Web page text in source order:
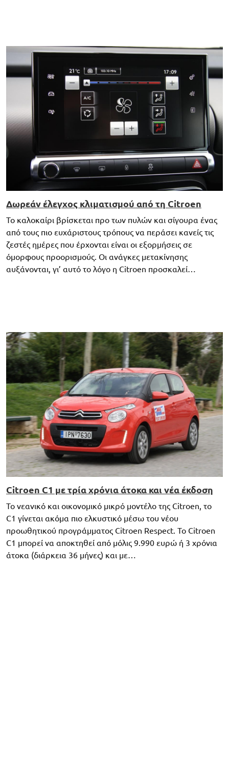
Δωρεάν έλεγχος κλιματισμού από τη Citroen
Το καλοκαίρι βρίσκεται προ των πυλών και σίγουρα ένας
από τους πιο ευχάριστους τρόπους να περάσει κανείς τις
ζεστές ημέρες που έρχονται είναι οι εξορμήσεις σε
όμορφους προορισμούς. Οι ανάγκες μετακίνησης
αυξάνονται, γι’ αυτό το λόγο η Citroen προσκαλεί…
Citroen C1 με τρία χρόνια άτοκα και νέα έκδοση
Το νεανικό και οικονομικό μικρό μοντέλο της Citroen, το
C1 γίνεται ακόμα πιο ελκυστικό μέσω του νέου
προωθητικού προγράμματος Citroen Respect. Το Citroen
C1 μπορεί να αποκτηθεί από μόλις 9.990 ευρώ ή 3 χρόνια
άτοκα (διάρκεια 36 μήνες) και με…